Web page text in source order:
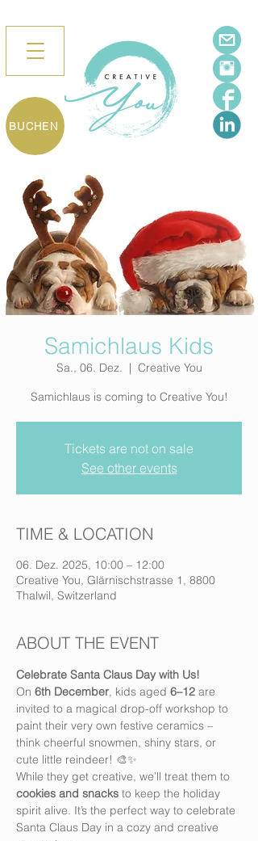
BUCHEN
Samichlaus Kids
Sa., 06. Dez.
  |
Creative You
Samichlaus is coming to Creative You!
Tickets are not on sale
See other events
TIME & LOCATION
06. Dez. 2025, 10:00 – 12:00
Creative You, Glärnischstrasse 1, 8800
Thalwil, Switzerland
ABOUT THE EVENT
Celebrate Santa Claus Day with Us!
On 6th December, kids aged 6–12 are
invited to a magical drop-off workshop to
paint their very own festive ceramics –
think cheerful snowmen, shiny stars, or
cute little reindeer! 🎨✨
While they get creative, we’ll treat them to
cookies and snacks to keep the holiday
spirit alive. It’s the perfect way to celebrate
Santa Claus Day in a cozy and creative